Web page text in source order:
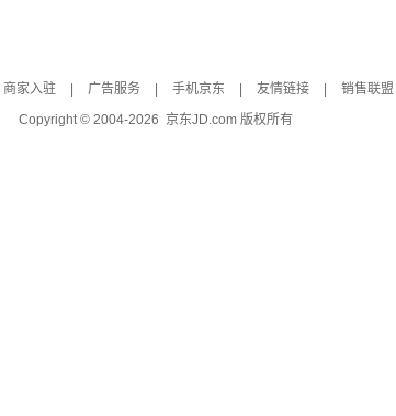
商家入驻 广告服务 手机京东 友情链接 销售联盟
Copyright © 2004-2026 京东JD.com 版权所有